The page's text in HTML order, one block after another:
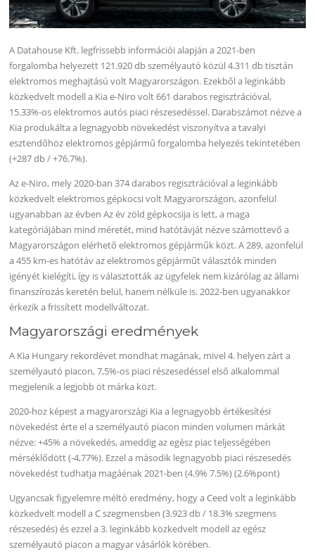
A Datahouse Kft. legfrissebb információi alapján a 2021-ben
forgalomba helyezett 121.920 db személyautó közül 4.311 db tisztán
elektromos meghajtású volt Magyarországon. Ezekből a leginkább
közkedvelt modell a Kia e-Niro volt 661 darabos regisztrációval,
15.33%-os elektromos autós piaci részesedéssel. Darabszámot nézve a
Kia produkálta a legnagyobb növekedést viszonyítva a tavalyi
esztendőhöz elektromos gépjármű forgalomba helyezés tekintetében
(+287 db / +76.7%).
Az e-Niro, mely 2020-ban 374 darabos regisztrációval a leginkább
közkedvelt elektromos gépkocsi volt Magyarországon, azonfelül
ugyanabban az évben Az év zöld gépkocsija is lett, a maga
kategóriájában mind méretét, mind hatótávját nézve számottevő a
Magyarországon elérhető elektromos gépjárműk közt. A 289, azonfelül
a 455 km-es hatótáv az elektromos gépjárműt választók minden
igényét kielégíti, így is választották az ügyfelek nem kizárólag az állami
finanszírozás keretén belül, hanem nélküle is. 2022-ben ugyanakkor
érkezik a frissített modellváltozat.
Magyarországi eredmények
A Kia Hungary rekordévet mondhat magának, mivel 4. helyen zárt a
személyautó piacon, 7,5%-os piaci részesedéssel első alkalommal
megjelenik a legjobb öt márka közt.
2020-hoz képest a magyarországi Kia a legnagyobb értékesítési
növekedést érte el a személyautó piacon minden volumen márkát
nézve: +45% a növekedés, ameddig az egész piac teljességében
mérséklődött (-4,77%). Ezzel a második legnagyobb piaci részesedés
növekedést tudhatja magáénak 2021-ben (4.9% 7.5%) (2.6%pont)
Ugyancsak figyelemre méltó eredmény, hogy a Ceed volt a leginkább
közkedvelt modell a C szegmensben (3.923 db / 18.3% szegmens
részesedés) és ezzel a 3. leginkább közkedvelt modell az egész
személyautó piacon a magyar vásárlók körében.